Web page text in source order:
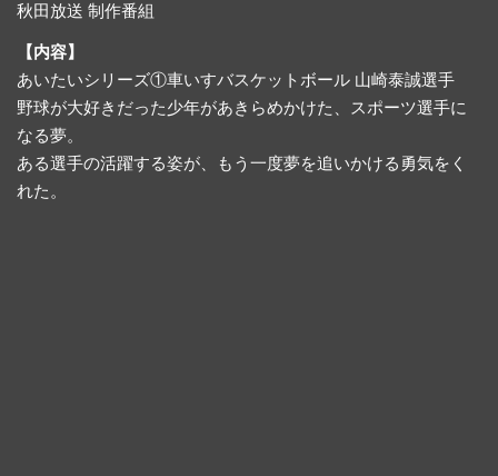
秋田放送 制作番組
【内容】
あいたいシリーズ①車いすバスケットボール 山崎泰誠選手
野球が大好きだった少年があきらめかけた、スポーツ選手に
なる夢。
ある選手の活躍する姿が、もう一度夢を追いかける勇気をく
れた。